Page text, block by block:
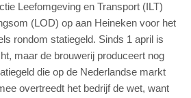
Leefomgeving en Transport (ILT)
(LOD) op aan Heineken voor het
rondom statiegeld. Sinds 1 april is
maar de brouwerij produceert nog
die op de Nederlandse markt
overtreedt het bedrijf de wet, want